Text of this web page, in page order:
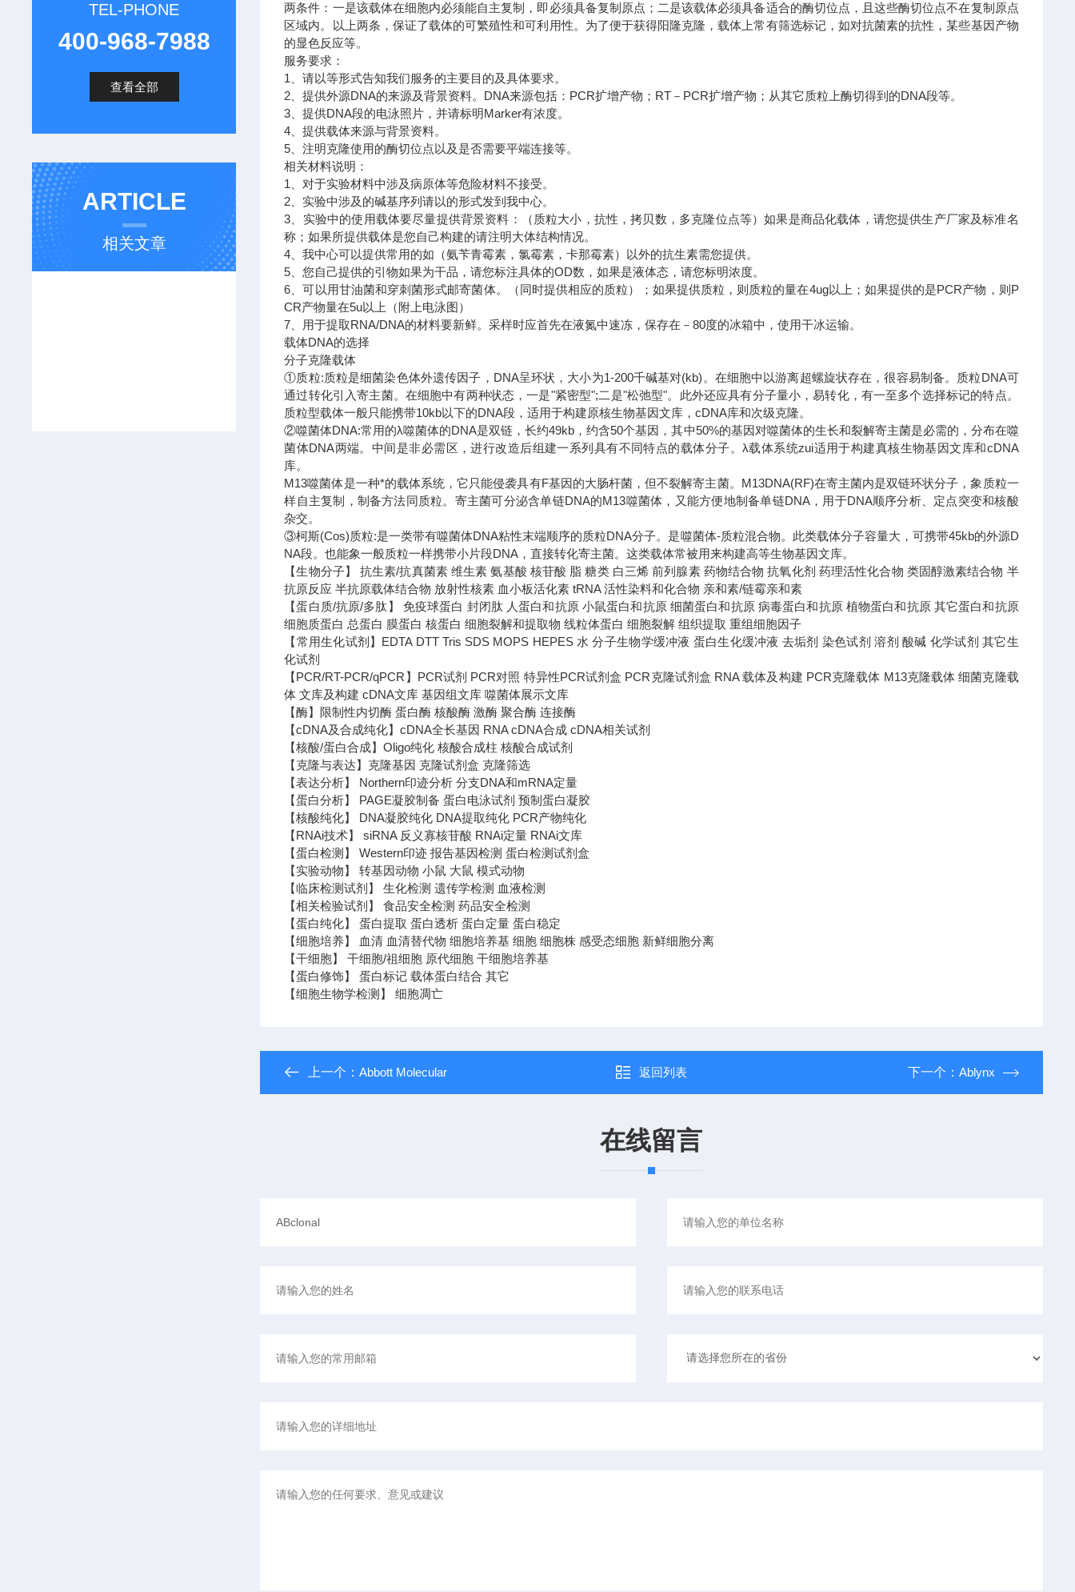
TEL-PHONE
400-968-7988
查看全部
ARTICLE
相关文章
两条件：一是该载体在细胞内必须能自主复制，即必须具备复制原点；二是该载体必须具备适合的酶切位点，且这些酶切位点不在复制原点
区域内。以上两条，保证了载体的可繁殖性和可利用性。为了便于获得阳隆克隆，载体上常有筛选标记，如对抗菌素的抗性，某些基因产物
的显色反应等。
服务要求：
1、请以等形式告知我们服务的主要目的及具体要求。
2、提供外源DNA的来源及背景资料。DNA来源包括：PCR扩增产物；RT－PCR扩增产物；从其它质粒上酶切得到的DNA段等。
3、提供DNA段的电泳照片，并请标明Marker有浓度。
4、提供载体来源与背景资料。
5、注明克隆使用的酶切位点以及是否需要平端连接等。
相关材料说明：
1、对于实验材料中涉及病原体等危险材料不接受。
2、实验中涉及的碱基序列请以的形式发到我中心。
3、实验中的使用载体要尽量提供背景资料：（质粒大小，抗性，拷贝数，多克隆位点等）如果是商品化载体，请您提供生产厂家及标准名
称；如果所提供载体是您自己构建的请注明大体结构情况。
4、我中心可以提供常用的如（氨苄青霉素，氯霉素，卡那霉素）以外的抗生素需您提供。
5、您自己提供的引物如果为干品，请您标注具体的OD数，如果是液体态，请您标明浓度。
6、可以用甘油菌和穿刺菌形式邮寄菌体。（同时提供相应的质粒）；如果提供质粒，则质粒的量在4ug以上；如果提供的是PCR产物，则P
CR产物量在5u以上（附上电泳图）
7、用于提取RNA/DNA的材料要新鲜。采样时应首先在液氮中速冻，保存在－80度的冰箱中，使用干冰运输。
载体DNA的选择
分子克隆载体
①质粒:质粒是细菌染色体外遗传因子，DNA呈环状，大小为1-200千碱基对(kb)。在细胞中以游离超螺旋状存在，很容易制备。质粒DNA可
通过转化引入寄主菌。在细胞中有两种状态，一是"紧密型";二是"松弛型"。此外还应具有分子量小，易转化，有一至多个选择标记的特点。
质粒型载体一般只能携带10kb以下的DNA段，适用于构建原核生物基因文库，cDNA库和次级克隆。
②噬菌体DNA:常用的λ噬菌体的DNA是双链，长约49kb，约含50个基因，其中50%的基因对噬菌体的生长和裂解寄主菌是必需的，分布在噬
菌体DNA两端。中间是非必需区，进行改造后组建一系列具有不同特点的载体分子。λ载体系统zui适用于构建真核生物基因文库和cDNA
库。
M13噬菌体是一种*的载体系统，它只能侵袭具有F基因的大肠杆菌，但不裂解寄主菌。M13DNA(RF)在寄主菌内是双链环状分子，象质粒一
样自主复制，制备方法同质粒。寄主菌可分泌含单链DNA的M13噬菌体，又能方便地制备单链DNA，用于DNA顺序分析、定点突变和核酸
杂交。
③柯斯(Cos)质粒:是一类带有噬菌体DNA粘性末端顺序的质粒DNA分子。是噬菌体-质粒混合物。此类载体分子容量大，可携带45kb的外源D
NA段。也能象一般质粒一样携带小片段DNA，直接转化寄主菌。这类载体常被用来构建高等生物基因文库。
【生物分子】 抗生素/抗真菌素 维生素 氨基酸 核苷酸 脂 糖类 白三烯 前列腺素 药物结合物 抗氧化剂 药理活性化合物 类固醇激素结合物 半
抗原反应 半抗原载体结合物 放射性核素 血小板活化素 tRNA 活性染料和化合物 亲和素/链霉亲和素
【蛋白质/抗原/多肽】 免疫球蛋白 封闭肽 人蛋白和抗原 小鼠蛋白和抗原 细菌蛋白和抗原 病毒蛋白和抗原 植物蛋白和抗原 其它蛋白和抗原
细胞质蛋白 总蛋白 膜蛋白 核蛋白 细胞裂解和提取物 线粒体蛋白 细胞裂解 组织提取 重组细胞因子
【常用生化试剂】EDTA DTT Tris SDS MOPS HEPES 水 分子生物学缓冲液 蛋白生化缓冲液 去垢剂 染色试剂 溶剂 酸碱 化学试剂 其它生
化试剂
【PCR/RT-PCR/qPCR】PCR试剂 PCR对照 特异性PCR试剂盒 PCR克隆试剂盒 RNA 载体及构建 PCR克隆载体 M13克隆载体 细菌克隆载
体 文库及构建 cDNA文库 基因组文库 噬菌体展示文库
【酶】限制性内切酶 蛋白酶 核酸酶 激酶 聚合酶 连接酶
【cDNA及合成纯化】cDNA全长基因 RNA cDNA合成 cDNA相关试剂
【核酸/蛋白合成】Oligo纯化 核酸合成柱 核酸合成试剂
【克隆与表达】克隆基因 克隆试剂盒 克隆筛选
【表达分析】 Northern印迹分析 分支DNA和mRNA定量
【蛋白分析】 PAGE凝胶制备 蛋白电泳试剂 预制蛋白凝胶
【核酸纯化】 DNA凝胶纯化 DNA提取纯化 PCR产物纯化
【RNAi技术】 siRNA 反义寡核苷酸 RNAi定量 RNAi文库
【蛋白检测】 Western印迹 报告基因检测 蛋白检测试剂盒
【实验动物】 转基因动物 小鼠 大鼠 模式动物
【临床检测试剂】 生化检测 遗传学检测 血液检测
【相关检验试剂】 食品安全检测 药品安全检测
【蛋白纯化】 蛋白提取 蛋白透析 蛋白定量 蛋白稳定
【细胞培养】 血清 血清替代物 细胞培养基 细胞 细胞株 感受态细胞 新鲜细胞分离
【干细胞】 干细胞/祖细胞 原代细胞 干细胞培养基
【蛋白修饰】 蛋白标记 载体蛋白结合 其它
【细胞生物学检测】 细胞凋亡
上一个：Abbott Molecular 返回列表 下一个： Ablynx
在线留言